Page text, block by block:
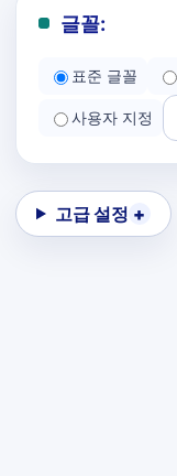
글꼴:
표준 글꼴
사용자 지정
고급 설정